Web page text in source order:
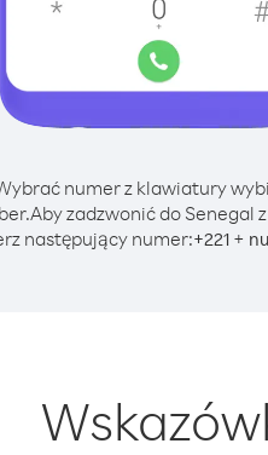
numer z klawiatury
Aby zadzwonić do Senegal
następujący numer:+221+